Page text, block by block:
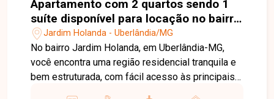
Apartamento com 2 quartos sendo 1
suíte disponível para locação no bairro
Jardim Holanda em Uberlândia-MG
Jardim Holanda - Uberlândia/MG
No bairro Jardim Holanda, em Uberlândia-MG,
você encontra uma região residencial tranquila e
bem estruturada, com fácil acesso às principais